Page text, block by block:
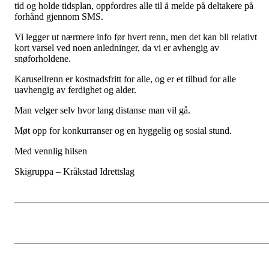
tid og holde tidsplan, oppfordres alle til å melde på deltakere på
forhånd gjennom SMS.
Vi legger ut nærmere info før hvert renn, men det kan bli relativt
kort varsel ved noen anledninger, da vi er avhengig av
snøforholdene.
Karusellrenn er kostnadsfritt for alle, og er et tilbud for alle
uavhengig av ferdighet og alder.
Man velger selv hvor lang distanse man vil gå.
Møt opp for konkurranser og en hyggelig og sosial stund.
Med vennlig hilsen
Skigruppa – Kråkstad Idrettslag